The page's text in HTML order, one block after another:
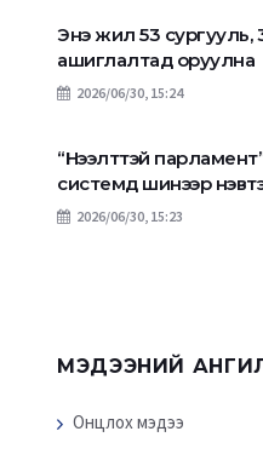
Энэ жил 53 сургууль,
ашиглалтад оруулна
2026/06/30, 15:24
“Нээлттэй
системд шинээр
2026/06/30, 15:23
МЭДЭЭНИЙ
Онцлох мэдээ